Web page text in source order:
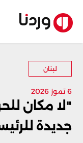
لبنان
6 تموز 2026
"لا مكان
جديدة